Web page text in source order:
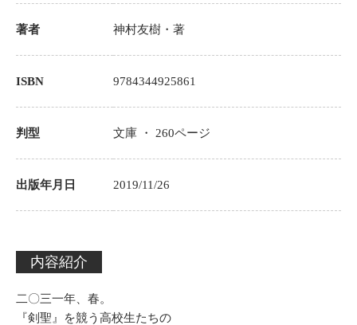
著者 神村友樹 ・著
ISBN 9784344925861
判型 文庫 ・ 260ページ
出版年月日 2019/11/26
内容紹介
二〇三一年、春。
『剣聖』を競う高校生たちの